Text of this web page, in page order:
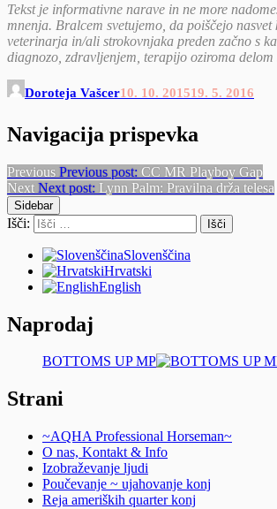
Tekst je informativne narave in ne more
mnenja. Bralcem svetujemo, da poiščejo
veterinarja in/ali strokovnjaka preden začno s
diagnozo, zdravljenjem, terapijo oziroma delom
Doroteja Vašcer10. 10. 201519. 5. 2016
Navigacija prispevka
Previous Previous post: CC MR Playboy Gap
Next Next post: Lynn Palm: Pravilna drža telesa
Sidebar
Išči:
Slovenščina
Hrvatski
English
Naprodaj
BOTTOMS UP MP
Strani
~AQHA Professional Horseman~
O nas, Kontakt & Info
Izobraževanje ljudi
Poučevanje ~ ujahovanje konj
Reja ameriških quarter konj